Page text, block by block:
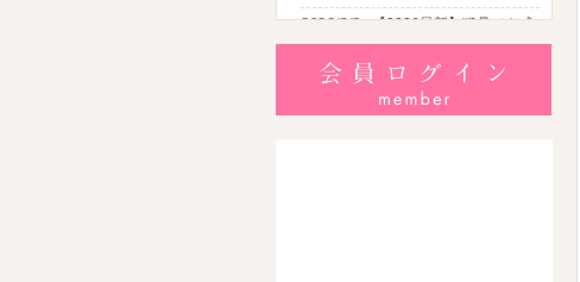
2026/8/2
【2026最新】猛暑でも成
婚！夏の婚活おすすめイベント＆涼
しいデートの服装・スポット徹底解
2026/7/28
【浜松】アラフォー男性